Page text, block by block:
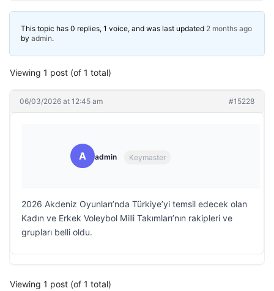
This topic has 0 replies, 1 voice, and was last updated 2 months ago
by admin.
Viewing 1 post (of 1 total)
06/03/2026 at 12:45 am #15228
A admin Keymaster
2026 Akdeniz Oyunları’nda Türkiye’yi temsil edecek olan
Kadın ve Erkek Voleybol Milli Takımları’nın rakipleri ve
grupları belli oldu.
Viewing 1 post (of 1 total)